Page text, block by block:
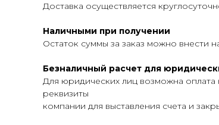
Доставка осуществляется
Наличными при получении
Остаток суммы за заказ можно внести
Безналичный расчет для
Для юридических лиц возможна
реквизиты
компании для выставления счета и